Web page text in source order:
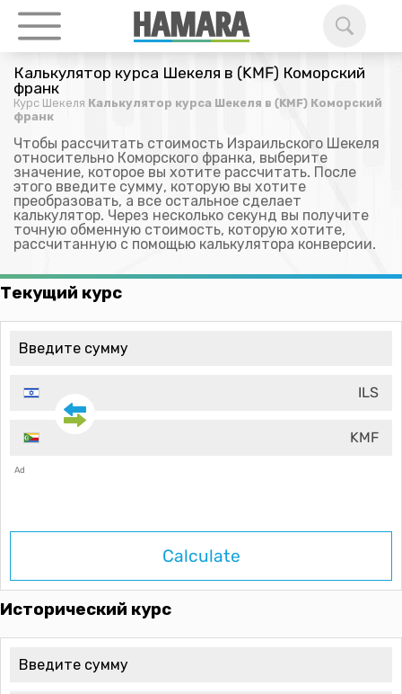
Калькулятор курса Шекеля в (KMF) Коморский
франк
Курс Шекеля Калькулятор курса Шекеля в (KMF) Коморский
франк
Чтобы рассчитать стоимость Израильского Шекеля
относительно Коморского франка, выберите
значение, которое вы хотите рассчитать. После
этого введите сумму, которую вы хотите
преобразовать, а все остальное сделает
калькулятор. Через несколько секунд вы получите
точную обменную стоимость, которую хотите,
рассчитанную с помощью калькулятора конверсии.
Текущий курс
ILS
KMF
Ad
Calculate
Исторический курс